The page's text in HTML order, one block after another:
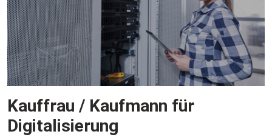
Kauffrau / Kaufmann für
Digitalisierung